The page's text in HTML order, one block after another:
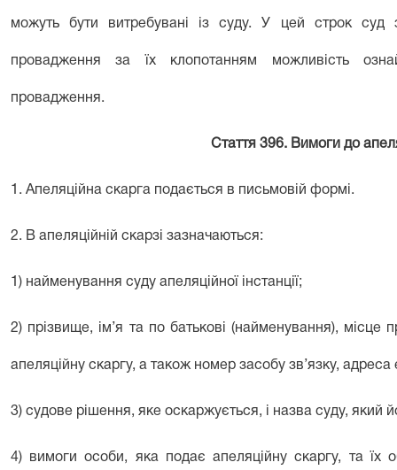
можуть бути витребувані із суду. У цей строк суд
провадження за їх клопотанням можливість
провадження.
Стаття 396. Вимоги до
1. Апеляційна скарга подається в письмовій формі.
2. В апеляційній скарзі зазначаються:
1) найменування суду апеляційної інстанції;
2) прізвище, ім’я та по батькові (найменування),
апеляційну скаргу, а також номер засобу зв’язку,
3) судове рішення, яке оскаржується, і назва суду, який
4) вимоги особи, яка подає апеляційну скаргу, та їх